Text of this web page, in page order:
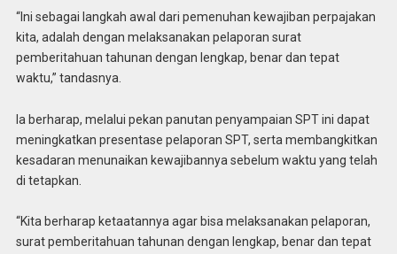
“Ini sebagai langkah awal dari pemenuhan kewajiban perpajakan
kita, adalah dengan melaksanakan pelaporan surat
pemberitahuan tahunan dengan lengkap, benar dan tepat
waktu,” tandasnya.
Ia berharap, melalui pekan panutan penyampaian SPT ini dapat
meningkatkan presentase pelaporan SPT, serta membangkitkan
kesadaran menunaikan kewajibannya sebelum waktu yang telah
di tetapkan.
“Kita berharap ketaatannya agar bisa melaksanakan pelaporan,
surat pemberitahuan tahunan dengan lengkap, benar dan tepat